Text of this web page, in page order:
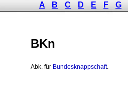
A B C D E F G
BKn
Abk. für Bundesknappschaft.